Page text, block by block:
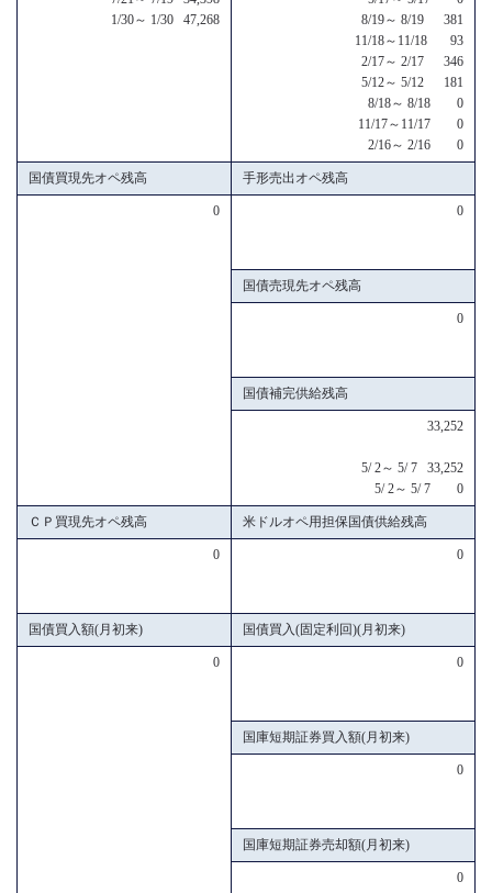
1/30～ 1/30 47,268
8/19～ 8/19 381
11/18～11/18 93
2/17～ 2/17 346
5/12～ 5/12 181
8/18～ 8/18 0
11/17～11/17 0
2/16～ 2/16 0
国債買現先オペ残高 手形売出オペ残高
0 0
国債売現先オペ残高
0
国債補完供給残高
33,252
5/ 2～ 5/ 7 33,252
5/ 2～ 5/ 7 0
ＣＰ買現先オペ残高 米ドルオペ用担保国債供給残高
0 0
国債買入額(月初来) 国債買入(固定利回)(月初来)
0 0
国庫短期証券買入額(月初来)
0
国庫短期証券売却額(月初来)
0